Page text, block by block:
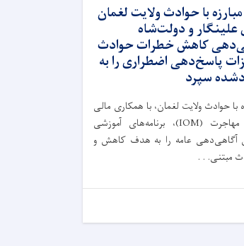
با حوادث ولایت لغمان
علینگار و دولت‌شاه
کاهش خطرات حوادث
پاسخ‌دهی اضطراری را به
سپرد
با حوادث ولایت لغمان، با همکاری مالی
سازمان بین‌المللی مهاجرت (IOM)، برنامه‌های آموزشی
آگاهی‌دهی عامه را به هدف کاهش و
مبتنی. . .